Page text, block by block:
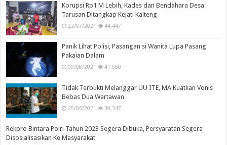
Korupsi Rp1 M Lebih, Kades dan Bendahara Desa
Tarusan Ditangkap Kejati Kalteng
22/07/2021 44,447
Panik Lihat Polisi, Pasangan si Wanita Lupa Pasang
Pakaian Dalam
09/08/2021 41,550
Tidak Terbukti Melanggar UU ITE, MA Kuatkan Vonis
Bebas Dua Wartawan
25/06/2021 39,347
Rekpro Bintara Polri Tahun 2023 Segera Dibuka, Persyaratan Segera
Disosialisasikan Ke Masyarakat